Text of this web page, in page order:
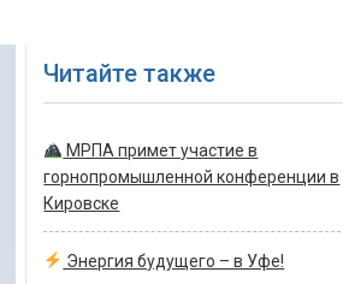
Читайте также
МРПА примет участие в
горнопромышленной конференции в
Кировске
Энергия будущего – в Уфе!